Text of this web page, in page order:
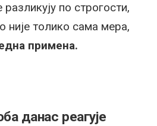
по строгости,
није толико сама мера,
примена.
данас реагује